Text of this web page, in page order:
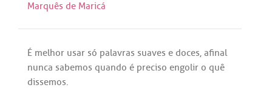
Marquês de Maricá
É melhor usar só palavras suaves e doces, afinal
nunca sabemos quando é preciso engolir o quê
dissemos.